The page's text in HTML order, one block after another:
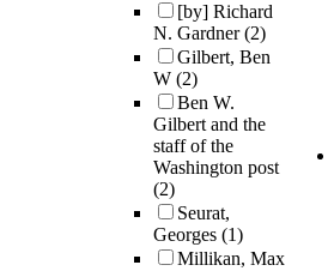
[by] Richard
N. Gardner(2)
Gilbert, Ben
W (2)
Ben W.
Gilbert and the
staff of the
Washington post
(2)
Seurat,
Georges (1)
Millikan, Max